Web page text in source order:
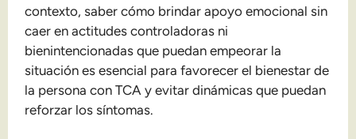
contexto, saber cómo brindar apoyo emocional sin
caer en actitudes controladoras ni
bienintencionadas que puedan empeorar la
situación es esencial para favorecer el bienestar de
la persona con TCA y evitar dinámicas que puedan
reforzar los síntomas.